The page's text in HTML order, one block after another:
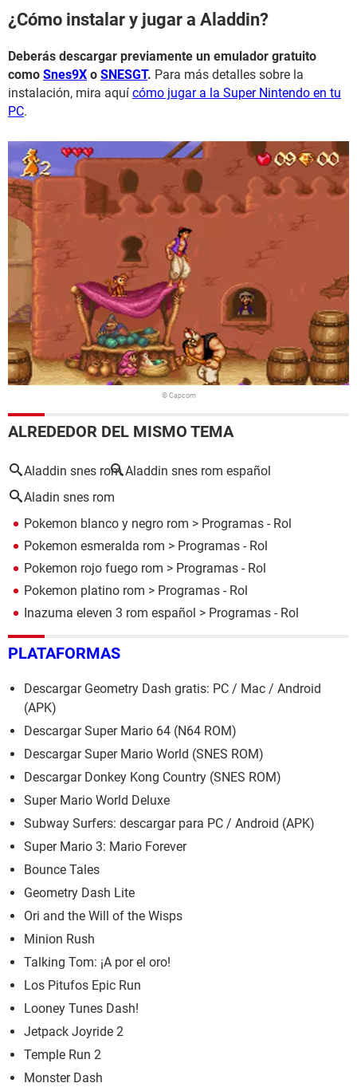
¿Cómo instalar y jugar a Aladdin?
Deberás descargar previamente un emulador gratuito
como Snes9X o SNESGT. Para más detalles sobre la
instalación, mira aquí cómo jugar a la Super Nintendo en tu
PC.
© Capcom
ALREDEDOR DEL MISMO TEMA
Aladdin snes rom Aladdin snes rom español
Aladin snes rom
Pokemon blanco y negro rom > Programas - Rol
Pokemon esmeralda rom > Programas - Rol
Pokemon rojo fuego rom > Programas - Rol
Pokemon platino rom > Programas - Rol
Inazuma eleven 3 rom español > Programas - Rol
PLATAFORMAS
Descargar Geometry Dash gratis: PC / Mac / Android
(APK)
Descargar Super Mario 64 (N64 ROM)
Descargar Super Mario World (SNES ROM)
Descargar Donkey Kong Country (SNES ROM)
Super Mario World Deluxe
Subway Surfers: descargar para PC / Android (APK)
Super Mario 3: Mario Forever
Bounce Tales
Geometry Dash Lite
Ori and the Will of the Wisps
Minion Rush
Talking Tom: ¡A por el oro!
Los Pitufos Epic Run
Looney Tunes Dash!
Jetpack Joyride 2
Temple Run 2
Monster Dash